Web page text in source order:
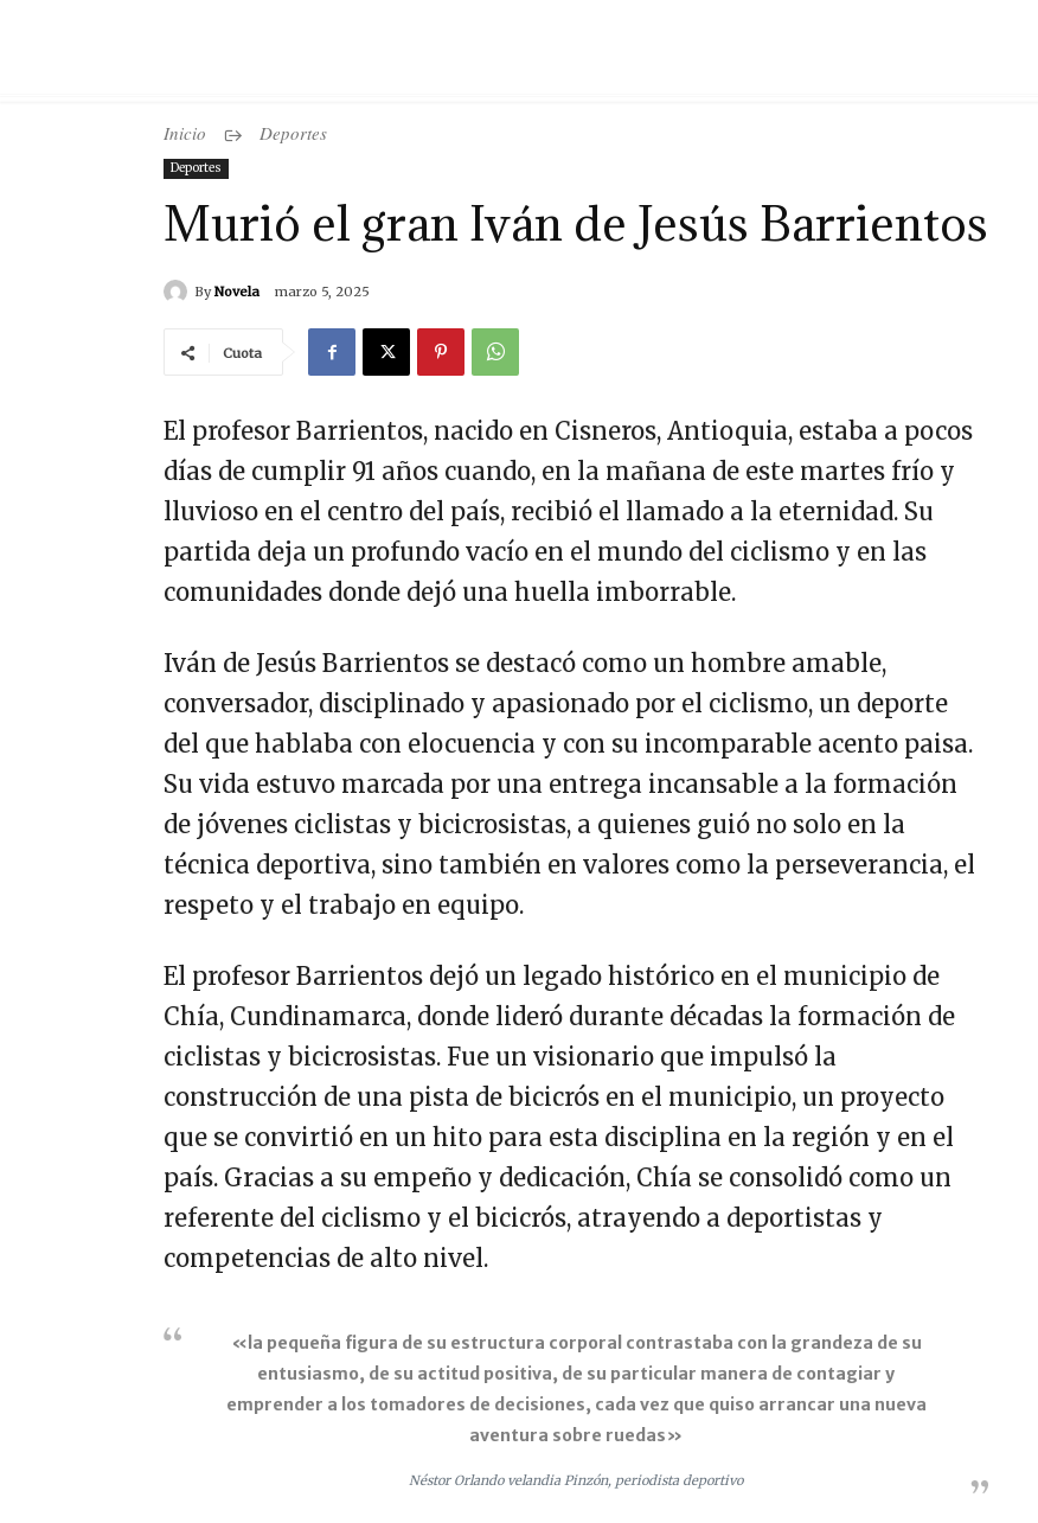
Inicio Deportes
Deportes
Murió el gran Iván de Jesús Barrientos
By Novela marzo 5, 2025
Cuota
El profesor Barrientos, nacido en Cisneros, Antioquia, estaba a pocos
días de cumplir 91 años cuando, en la mañana de este martes frío y
lluvioso en el centro del país, recibió el llamado a la eternidad. Su
partida deja un profundo vacío en el mundo del ciclismo y en las
comunidades donde dejó una huella imborrable.
Iván de Jesús Barrientos se destacó como un hombre amable,
conversador, disciplinado y apasionado por el ciclismo, un deporte
del que hablaba con elocuencia y con su incomparable acento paisa.
Su vida estuvo marcada por una entrega incansable a la formación
de jóvenes ciclistas y bicicrosistas, a quienes guió no solo en la
técnica deportiva, sino también en valores como la perseverancia, el
respeto y el trabajo en equipo.
El profesor Barrientos dejó un legado histórico en el municipio de
Chía, Cundinamarca, donde lideró durante décadas la formación de
ciclistas y bicicrosistas. Fue un visionario que impulsó la
construcción de una pista de bicicrós en el municipio, un proyecto
que se convirtió en un hito para esta disciplina en la región y en el
país. Gracias a su empeño y dedicación, Chía se consolidó como un
referente del ciclismo y el bicicrós, atrayendo a deportistas y
competencias de alto nivel.
«la pequeña figura de su estructura corporal contrastaba con la grandeza de su
entusiasmo, de su actitud positiva, de su particular manera de contagiar y
emprender a los tomadores de decisiones, cada vez que quiso arrancar una nueva
aventura sobre ruedas»
Néstor Orlando velandia Pinzón, periodista deportivo